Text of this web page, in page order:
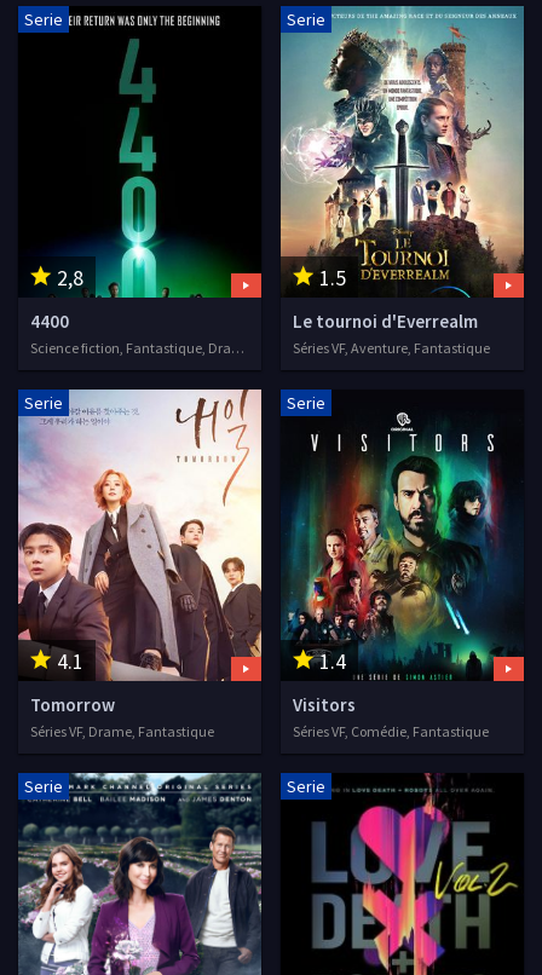
2,8
Serie
4400
Science fiction, Fantastique, Drame, 2021
1.5
Serie
Le tournoi d'Everrealm
Séries VF, Aventure, Fantastique
4.1
Serie
Tomorrow
Séries VF, Drame, Fantastique
1.4
Serie
Visitors
Séries VF, Comédie, Fantastique
Serie Serie